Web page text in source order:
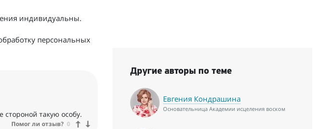
индивидуальны.
персональных
такую особу.
Помог ли отзыв? 0
Другие авторы по теме
Евгения Кондрашина
Основательница Академии исцеления воском